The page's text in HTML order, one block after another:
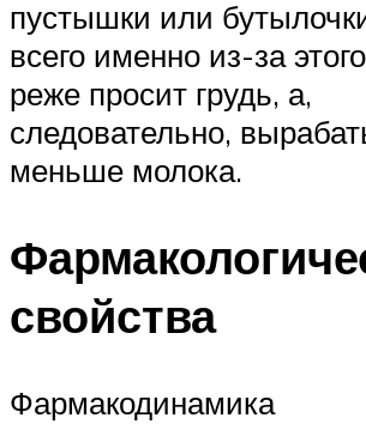
пустышки или
всего именно из-за
реже просит грудь, а,
следовательно,
меньше молока.
свойства
Фармакодинамика